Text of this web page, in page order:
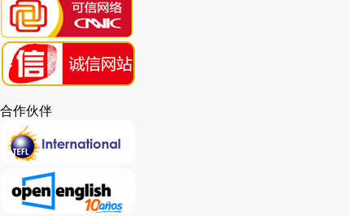
合作伙伴